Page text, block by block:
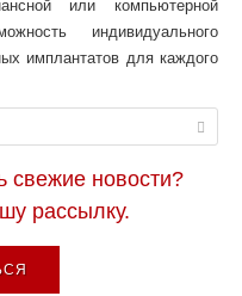
или компьютерной
индивидуального
имплантатов для каждого
свежие новости?
рассылку.